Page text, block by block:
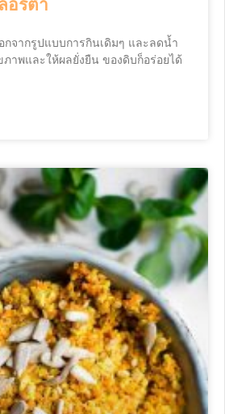
อรี่ต่ำ
กจากรูปแบบการกินเดิมๆ และลดน้ำ
าพและให้ผลยั่งยืน ของดิบก็อร่อยได้